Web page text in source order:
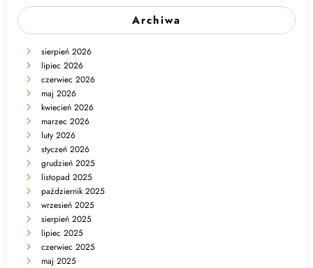
Archiwa
sierpień 2026
lipiec 2026
czerwiec 2026
maj 2026
kwiecień 2026
marzec 2026
luty 2026
styczeń 2026
grudzień 2025
listopad 2025
październik 2025
wrzesień 2025
sierpień 2025
lipiec 2025
czerwiec 2025
maj 2025